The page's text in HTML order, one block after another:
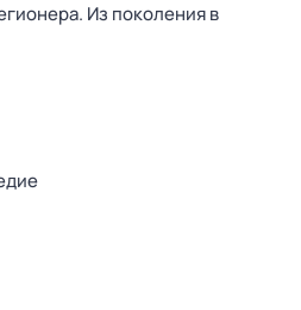
Из поколения в